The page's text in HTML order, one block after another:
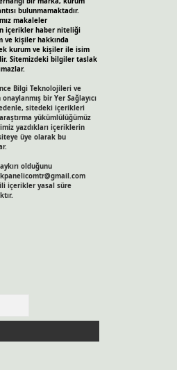
bulunmamaktadır.
makaleler
içerikler haber niteliği
ve kişiler hakkında
kurum ve kişiler ile isim
Sitemizdeki bilgiler taslak
Bilgi Teknolojileri ve
bir Yer Sağlayıcı
sitedeki içerikleri
yükümlülüğümüz
yazdıkları içeriklerin
üye olarak bu
olduğunu
içerikler yasal süre